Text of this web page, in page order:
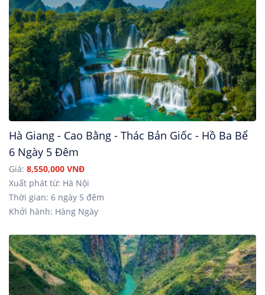
Hà Giang - Cao Bằng - Thác Bản Giốc - Hồ Ba Bể
6 Ngày 5 Đêm
Giá: 8,550,000 VNĐ
Xuất phát từ: Hà Nội
Thời gian: 6 ngày 5 đêm
Khởi hành: Hàng Ngày